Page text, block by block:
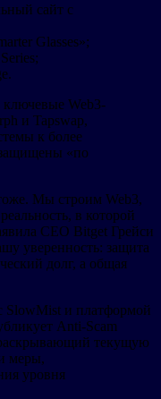
сайт с
Glasses»;
Web3-
и Tapswap,
к более
защищены «по
Мы строим Web3,
в которой
CEO Bitget Грейси
уверенность: защита
долг, а общая
SlowMist и платформой
Anti-Scam
текущую
меры,
уровня